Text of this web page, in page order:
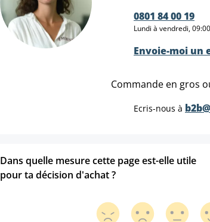
0801 84 00 19
Lundi à vendredi,
Envoie-moi un
Commande en gros
Ecris-nous à
Dans quelle mesure cette page est-elle utile
pour ta décision d'achat ?